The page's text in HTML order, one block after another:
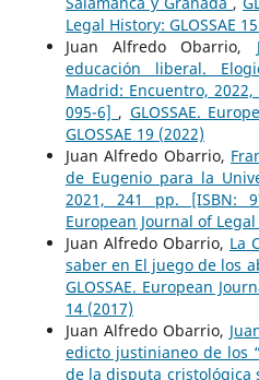
Legal History: GLOSSAE
Juan Alfredo Obarrio,
educación liberal.
Madrid: Encuentro,
095-6] , GLOSSAE.
GLOSSAE 19 (2022)
Juan Alfredo Obarrio,
de Eugenio para la
2021, 241 pp. [ISBN:
European Journal of Legal
Juan Alfredo Obarrio, La
saber en El juego de los
GLOSSAE. European
14 (2017)
Juan Alfredo Obarrio,
edicto justinianeo de los
de la disputa cristológica